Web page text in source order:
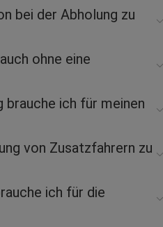
bei der Abholung zu
ohne eine
brauche ich für meinen
von Zusatzfahrern zu
ich für die